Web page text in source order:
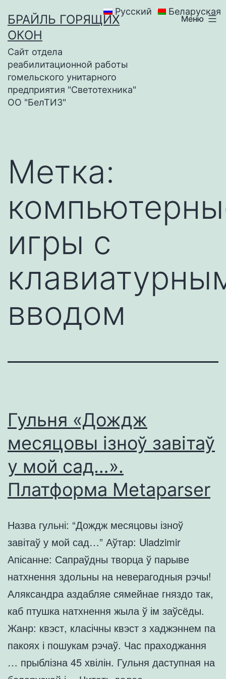
содержимому
БРАЙЛЬ ГОРЯЩИХ
ОКОН
Сайт отдела
реабилитационной работы
гомельского унитарного
предприятия "Светотехника"
ОО "БелТИЗ"
Меню
Русский Беларуская
Метка:
игры с
вводом
Гульня «Дождж
месяцовы ізноў завітаў
у мой сад…».
Платформа Metaparser
Назва гульні: “Дождж месяцовы ізноў
завітаў у мой сад…” Аўтар: Uladzimir
Апісанне: Сапраўдны творца ў парыве
натхнення здольны на неверагодныя рэчы!
Аляксандра аздабляе сямейнае гняздо так,
каб птушка натхнення жыла ў ім заўсёды.
Жанр: квэст, класічны квэст з хаджэннем па
пакоях і пошукам рэчаў. Час праходжання
… прыблізна 45 хвілін. Гульня даступная на